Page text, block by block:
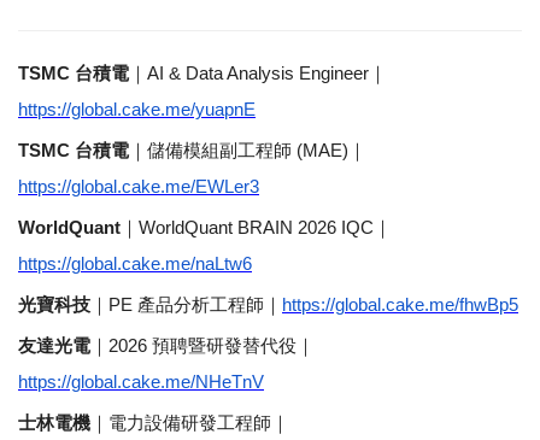
TSMC 台積電 AI & Data Analysis Engineer
https://global.cake.me/yuapnE
TSMC 台積電 ｜儲備模組副工程師 (MAE)
https://global.cake.me/EWLer3
WorldQuant WorldQuant BRAIN 2026 IQC
https://global.cake.me/naLtw6
光寶科技 PE 產品分析工程師｜ https://global.cake.me/fhwBp5
友達光電 2026 預聘暨研發替代役｜
https://global.cake.me/NHeTnV
士林電機 ｜電力設備研發工程師｜